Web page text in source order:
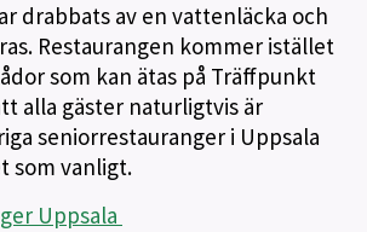
drabbats av en vattenläcka och
Restaurangen kommer istället
som kan ätas på Träffpunkt
alla gäster naturligtvis är
seniorrestauranger i Uppsala
som vanligt.
Uppsala